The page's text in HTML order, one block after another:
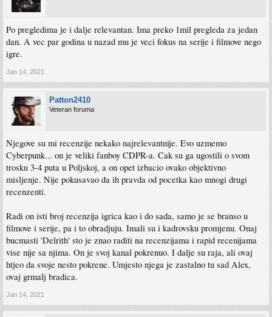
Po pregledima je i dalje relevantan. Ima preko 1mil pregleda za jedan
dan. A vec par godina u nazad mu je veci fokus na serije i filmove nego
igre.
Jan 14, 2021
Patton2410
Veteran foruma
Njegove su mi recenzije nekako najrelevantnije. Evo uzmemo
Cyberpunk... on je veliki fanboy CDPR-a. Cak su ga ugostili o svom
trosku 3-4 puta u Poljskoj, a on opet izbacio ovako objektivno
misljenje. Nije pokusavao da ih pravda od pocetka kao mnogi drugi
recenzenti.
Radi on isti broj recenzija igrica kao i do sada, samo je se branso u
filmove i serije, pa i to obradjuju. Imali su i kadrovsku promjenu. Onaj
bucmasti 'Delrith' sto je znao raditi na recenzijama i rapid recenijama
vise nije sa njima. On je svoj kanal pokrenuo. I dalje su raja, ali ovaj
htjeo da svoje nesto pokrene. Umjesto njega je zastalno tu sad Alex,
ovaj grmalj bradica.
Jan 14, 2021